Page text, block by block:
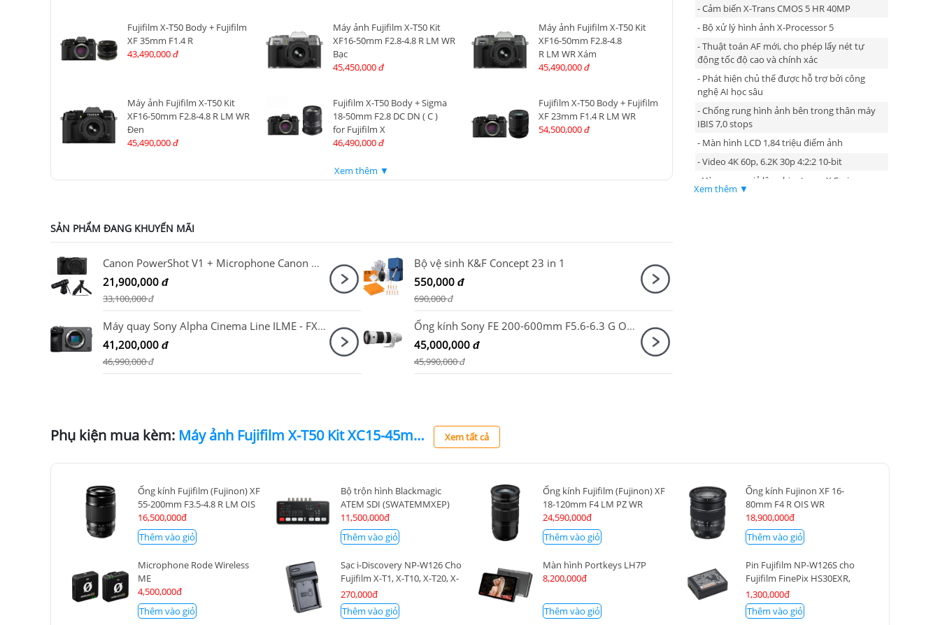
Fujifilm X-T50 Body + Fujifilm
XF 35mm F1.4 R
43,490,000 đ
Máy ảnh Fujifilm X-T50 Kit
XF16-50mm F2.8-4.8 R LM WR
Bạc
45,450,000 đ
Máy ảnh Fujifilm X-T50 Kit
XF16-50mm F2.8-4.8
R LM WR Xám
45,490,000 đ
Máy ảnh Fujifilm X-T50 Kit
XF16-50mm F2.8-4.8 R LM WR
Đen
45,490,000 đ
Fujifilm X-T50 Body + Sigma
18-50mm F2.8 DC DN ( C )
for Fujifilm X
46,490,000 đ
Fujifilm X-T50 Body + Fujifilm
XF 23mm F1.4 R LM WR
54,500,000 đ
Xem thêm ▼
SẢN PHẨM ĐANG KHUYẾN MÃI
Canon PowerShot V1 + Microphone Canon DM-E100 + Báng tay cầm Canon HG-100TBR
21,900,000 đ
33,100,000đ
Bộ vệ sinh K&F Concept 23 in 1
550,000 đ
690,000đ
Máy quay Sony Alpha Cinema Line ILME - FX30 B
41,200,000 đ
46,990,000đ
Ống kính Sony FE 200-600mm F5.6-6.3 G OSS / SEL200600G
45,000,000 đ
45,990,000đ
- Cảm biến X-Trans CMOS 5 HR 40MP
- Bộ xử lý hình ảnh X-Processor 5
- Thuật toán AF mới, cho phép lấy nét tự
động tốc độ cao và chính xác
- Phát hiện chủ thể được hỗ trợ bởi công
nghệ AI học sâu
- Chống rung hình ảnh bên trong thân máy
IBIS 7,0 stops
- Màn hình LCD 1,84 triệu điểm ảnh
- Video 4K 60p, 6.2K 30p 4:2:2 10-bit
- Vòng xoay giả lập phim trong X Series
Xem thêm ▼
Phụ kiện mua kèm: Máy ảnh Fujifilm X-T50 Kit XC15-45mm F3.5-5.6 OIS PZ Bạc Xem tất cả
Ống kính Fujifilm (Fujinon) XF
55-200mm F3.5-4.8 R LM OIS
16,500,000đ
Thêm vào giỏ
Bộ trộn hình Blackmagic
ATEM SDI (SWATEMMXEP)
11,500,000đ
Thêm vào giỏ
Ống kính Fujifilm (Fujinon) XF
18-120mm F4 LM PZ WR
24,590,000đ
Thêm vào giỏ
Ống kính Fujinon XF 16-
80mm F4 R OIS WR
18,900,000đ
Thêm vào giỏ
Microphone Rode Wireless
ME
4,500,000đ
Thêm vào giỏ
Sạc i-Discovery NP-W126 Cho
Fujifilm X-T1, X-T10, X-T20, X-
E2, X-E3, X-A3, X-A5, X-100F,
X-PRO, X-H1
270,000đ
Thêm vào giỏ
Màn hình Portkeys LH7P
8,200,000đ
Thêm vào giỏ
Pin Fujifilm NP-W126S cho
Fujifilm FinePix HS30EXR,
HS33EXR, HS50EXR, X‐A1, X‐
E1, X‐E2, X‐M1, X‐Pro1, X‐T1,
X-T10, X-Pro2, X-E2S
1,300,000đ
Thêm vào giỏ